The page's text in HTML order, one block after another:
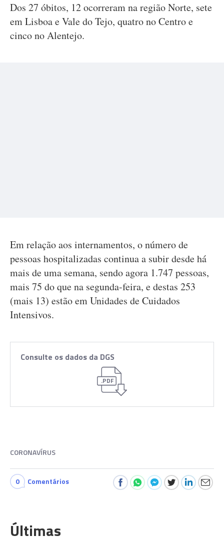
Dos 27 óbitos, 12 ocorreram na região Norte, sete
em Lisboa e Vale do Tejo, quatro no Centro e
cinco no Alentejo.
Em relação aos internamentos, o número de
pessoas hospitalizadas continua a subir desde há
mais de uma semana, sendo agora 1.747 pessoas,
mais 75 do que na segunda-feira, e destas 253
(mais 13) estão em Unidades de Cuidados
Intensivos.
.PDF
Consulte os dados da DGS
CORONAVÍRUS
0 Comentários
Últimas